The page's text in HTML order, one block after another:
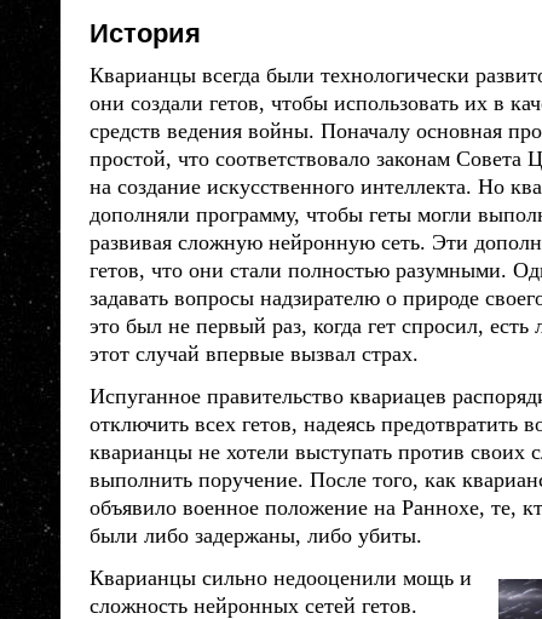
История
Кварианцы всегда были технологически
они создали гетов, чтобы использовать их в
средств ведения войны. Поначалу основная
простой, что соответствовало законам Совета
на создание искусственного интеллекта. Но
дополняли программу, чтобы геты могли
развивая сложную нейронную сеть. Эти
гетов, что они стали полностью разумными.
задавать вопросы надзирателю о природе
это был не первый раз, когда гет спросил,
этот случай впервые вызвал страх.
Испуганное правительство квариацев
отключить всех гетов, надеясь
кварианцы не хотели выступать против
выполнить поручение. После того, как
объявило военное положение на Раннохе, те,
были либо задержаны, либо убиты.
Кварианцы сильно недооценили мощь и
сложность нейронных сетей гетов.